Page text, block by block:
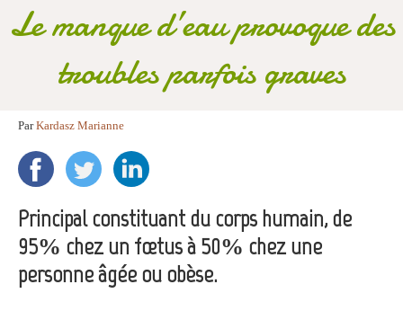
Le manque d’eau provoque des
troubles parfois graves
ParKardasz Marianne
Principal constituant du corps humain, de
95% chez un fœtus à 50% chez une
personne âgée ou obèse.